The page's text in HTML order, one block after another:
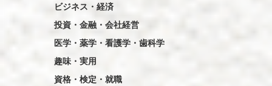
ビジネス・経済
投資・金融・会社経営
医学・薬学・看護学・歯科学
趣味・実用
資格・検定・就職